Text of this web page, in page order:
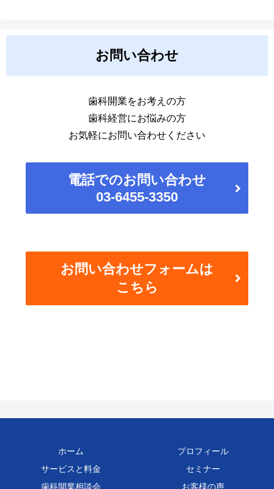
お問い合わせ
歯科開業をお考えの方
歯科経営にお悩みの方
お気軽にお問い合わせください
電話でのお問い合わせ
03-6455-3350
お問い合わせフォームは
こちら
ホーム
プロフィール
サービスと料金
セミナー
歯科開業相談会
お客様の声